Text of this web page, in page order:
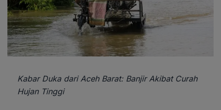
Kabar Duka dari Aceh Barat: Banjir Akibat Curah
Hujan Tinggi